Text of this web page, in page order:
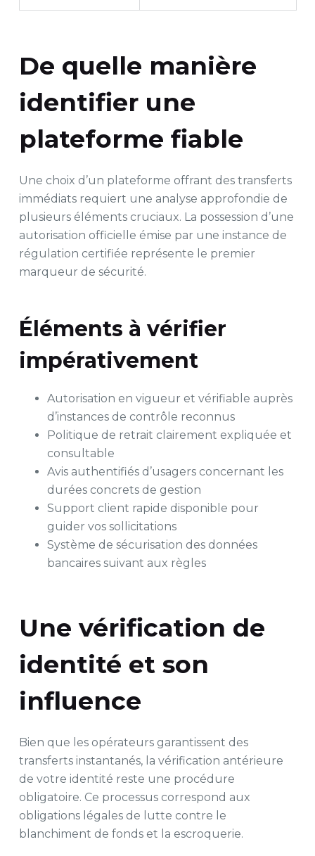
De quelle manière
identifier une
plateforme fiable
Une choix d’un plateforme offrant des transferts
immédiats requiert une analyse approfondie de
plusieurs éléments cruciaux. La possession d’une
autorisation officielle émise par une instance de
régulation certifiée représente le premier
marqueur de sécurité.
Éléments à vérifier
impérativement
Autorisation en vigueur et vérifiable auprès
d’instances de contrôle reconnus
Politique de retrait clairement expliquée et
consultable
Avis authentifiés d’usagers concernant les
durées concrets de gestion
Support client rapide disponible pour
guider vos sollicitations
Système de sécurisation des données
bancaires suivant aux règles
Une vérification de
identité et son
influence
Bien que les opérateurs garantissent des
transferts instantanés, la vérification antérieure
de votre identité reste une procédure
obligatoire. Ce processus correspond aux
obligations légales de lutte contre le
blanchiment de fonds et la escroquerie.